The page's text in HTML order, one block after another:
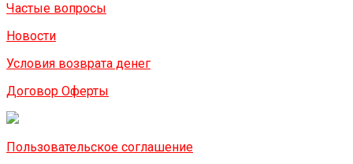
Частые вопросы
Новости
Условия возврата денег
Договор Оферты
Пользовательское соглашение